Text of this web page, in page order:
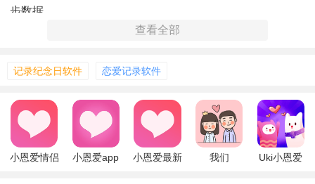
步数据。
查看全部
记录纪念日软件 恋爱记录软件
小恩爱情侣
小恩爱app
小恩爱最新
我们 Uki小恩爱